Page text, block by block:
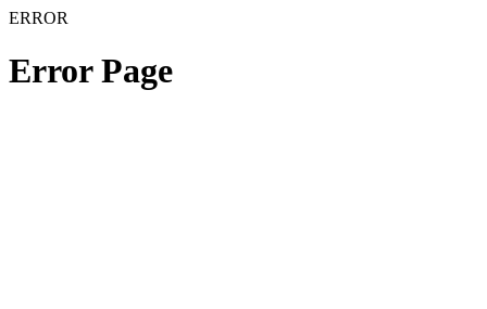
ERROR
Error Page